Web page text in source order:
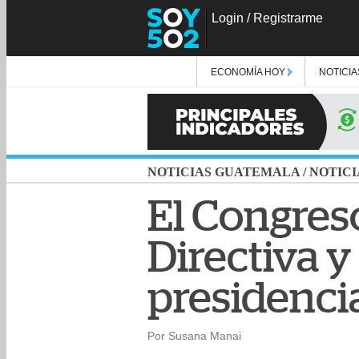
Login / Registrarme
ECONOMÍA HOY
NOTICIAS GUATEMALA /
El
Directiva y
Por Susana Manai